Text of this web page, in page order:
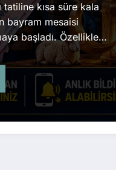
tatiline kısa süre kala
bayram mesaisi
başladı. Özellikle…